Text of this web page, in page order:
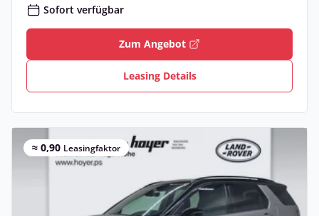
Sofort verfügbar
Zum Angebot
Leasing Details
≈ 0,90 Leasingfaktor